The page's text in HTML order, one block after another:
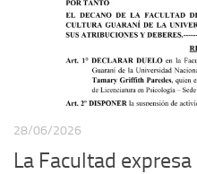
28/06/2026
La Facultad